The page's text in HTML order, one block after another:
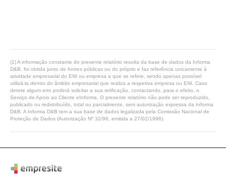
(1) A informação constante do presente relatório resulta da base de dados da Informa
D&B, foi obtida junto de fontes públicas ou do próprio e faz referência unicamente à
atividade empresarial do ENI ou empresa a que se refere, sendo apenas possível
utilizá-la dentro do âmbito empresarial que realiza a respetiva empresa ou ENI. Caso
detete algum erro poderá solicitar a sua retificação, contactando, para o efeito, o
Serviço de Apoio ao Cliente eInforma. O presente relatório não pode ser reproduzido,
publicado ou redistribuído, total ou parcialmente, sem autorização expressa da Informa
D&B. A Informa D&B tem a sua base de dados legalizada pela Comissão Nacional de
Proteção de Dados (Autorização Nº 32/96, emitida a 27/02/1996).